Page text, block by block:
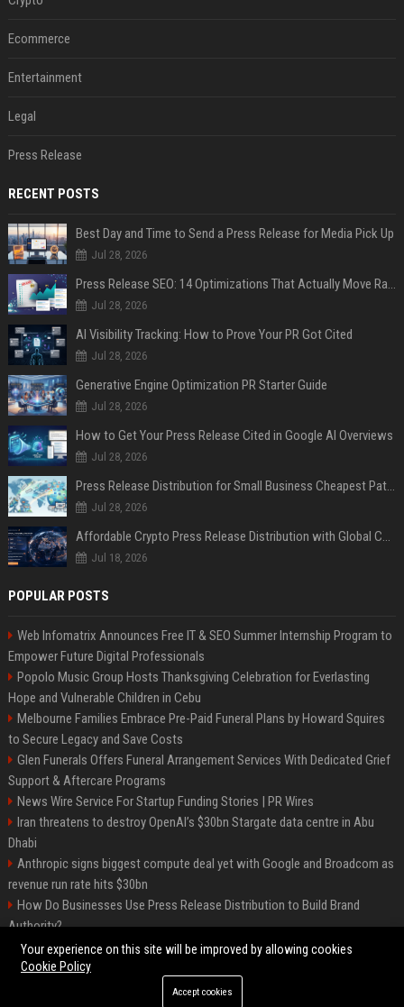
Ecommerce
Entertainment
Legal
Press Release
RECENT POSTS
Best Day and Time to Send a Press Release for Media Pick Up
Jul 28, 2026
Press Release SEO: 14 Optimizations That Actually Move Rankings
Jul 28, 2026
AI Visibility Tracking: How to Prove Your PR Got Cited
Jul 28, 2026
Generative Engine Optimization PR Starter Guide
Jul 28, 2026
How to Get Your Press Release Cited in Google AI Overviews
Jul 28, 2026
Press Release Distribution for Small Business Cheapest Path to Real Coverage
Jul 28, 2026
Affordable Crypto Press Release Distribution with Global Coverage
Jul 18, 2026
POPULAR POSTS
Web Infomatrix Announces Free IT & SEO Summer Internship Program to
Empower Future Digital Professionals
Popolo Music Group Hosts Thanksgiving Celebration for Everlasting
Hope and Vulnerable Children in Cebu
Melbourne Families Embrace Pre-Paid Funeral Plans by Howard Squires
to Secure Legacy and Save Costs
Glen Funerals Offers Funeral Arrangement Services With Dedicated Grief
Support & Aftercare Programs
News Wire Service For Startup Funding Stories | PR Wires
Iran threatens to destroy OpenAI’s $30bn Stargate data centre in Abu
Dhabi
Anthropic signs biggest compute deal yet with Google and Broadcom as
revenue run rate hits $30bn
How Do Businesses Use Press Release Distribution to Build Brand
Authority?
Vibe coding is flooding Apple’s App Store, and Apple is fighting back
©2026 BIP Charlotte. All right reserved.
Your experience on this site will be improved by allowing cookies
Cookie Policy
Accept cookies